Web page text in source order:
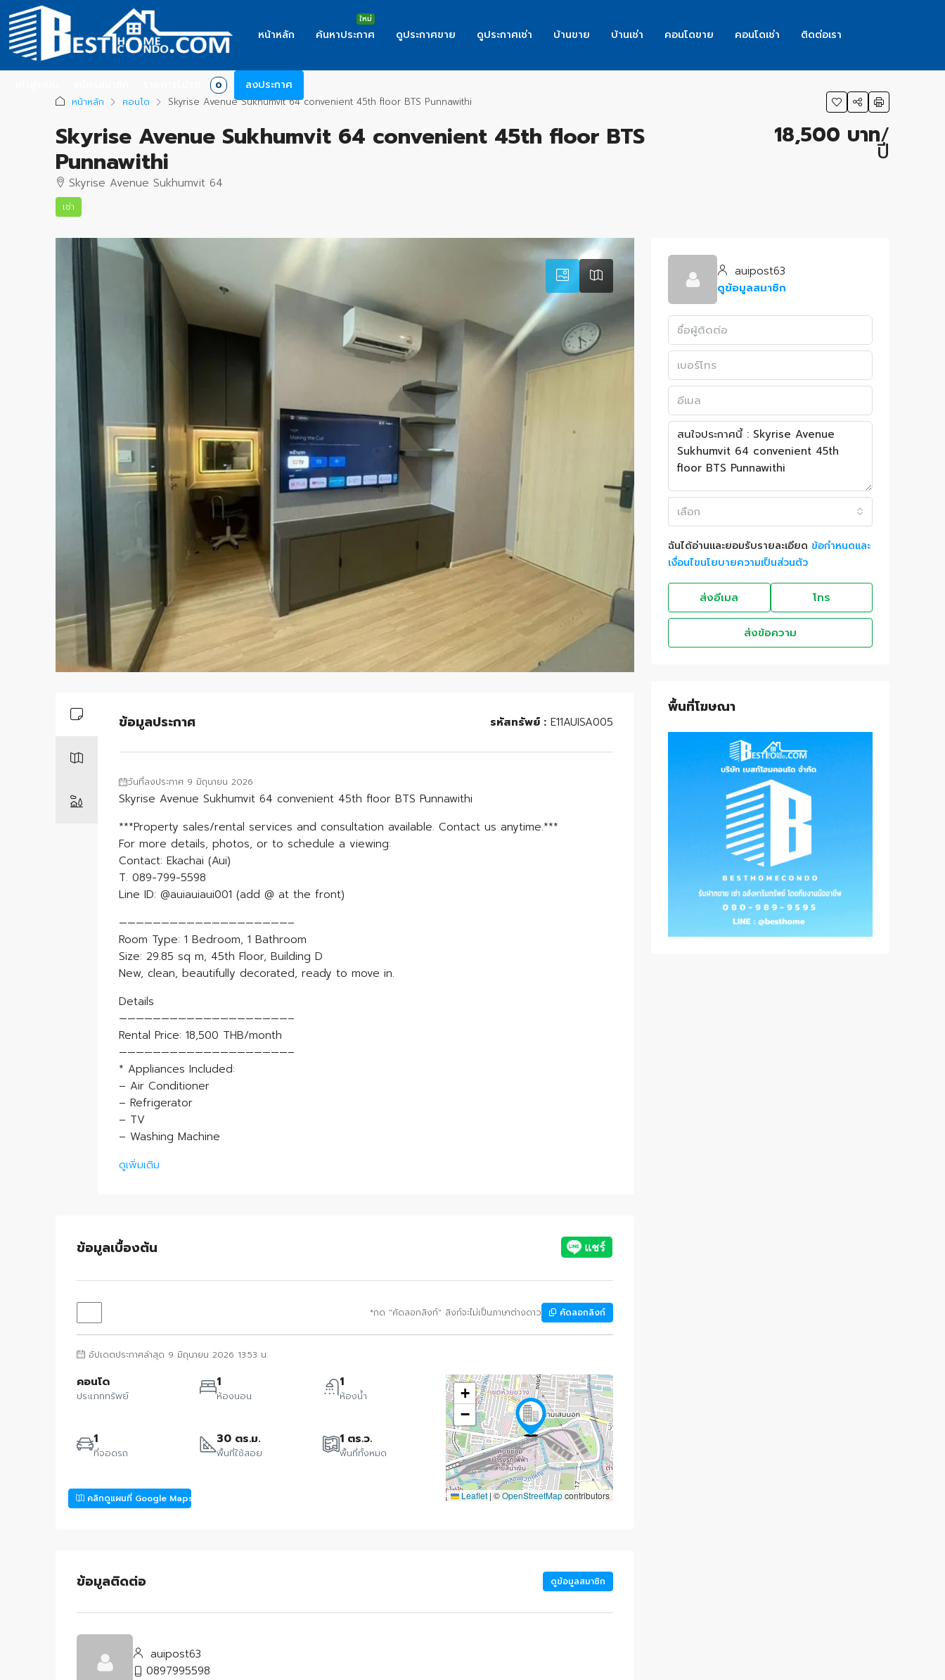
หน้าหลัก ค้นหาประกาศ ดูประกาศขาย ดูประกาศเช่า บ้านขาย บ้านเช่า คอนโดขาย คอนโดเช่า ติดต่อเรา
0 ลงประกาศ
หน้าหลัก คอนโด Skyrise Avenue Sukhumvit 64 convenient 45th floor BTS Punnawithi
Skyrise Avenue Sukhumvit 64 convenient 45th floor BTS
Punnawithi
Skyrise Avenue Sukhumvit 64
เช่า
18,500 บาท/
ปี
ข้อมูลประกาศ รหัสทรัพย์ : E11AUISA005
วันที่ลงประกาศ 9 มิถุนายน 2026
Skyrise Avenue Sukhumvit 64 convenient 45th floor BTS Punnawithi
***Property sales/rental services and consultation available. Contact us anytime.***
For more details, photos, or to schedule a viewing:
Contact: Ekachai (Aui)
T. 089-799-5598
Line ID: @auiauiaui001 (add @ at the front)
————————————————————–
Room Type: 1 Bedroom, 1 Bathroom
Size: 29.85 sq m, 45th Floor, Building D
New, clean, beautifully decorated, ready to move in.
Details
————————————————————–
Rental Price: 18,500 THB/month
————————————————————–
* Appliances Included:
– Air Conditioner
– Refrigerator
– TV
– Washing Machine
ดูเพิ่มเติม
ข้อมูลเบื้องต้น
*กด "คัดลอกลิงก์" ลิงก์จะไม่เป็นภาษาต่างดาว คัดลอกลิงก์
อัปเดตประกาศล่าสุด 9 มิถุนายน 2026 13:53 น.
คอนโด
ประเภททรัพย์
1
ห้องนอน
1
ห้องน้ำ
1
ที่จอดรถ
30 ตร.ม.
พื้นที่ใช้สอย
1 ตร.ว.
พื้นที่ทั้งหมด
คลิกดูแผนที่ Google Maps
+
−
Leaflet | ©OpenStreetMapcontributors
ข้อมูลติดต่อ ดูข้อมูลสมาชิก
auipost63
0897995598
auipost63
ดูข้อมูลสมาชิก
เลือก
ฉันได้อ่านและยอมรับรายละเอียด ข้อกำหนดและ
เงื่อนไขนโยบายความเป็นส่วนตัว
ส่งอีเมล โทร
ส่งข้อความ
พื้นที่โฆษณา